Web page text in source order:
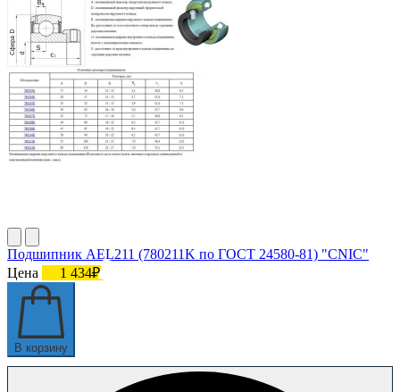
Подшипник AEL211 (780211K по ГОСТ 24580-81) "CNIC"
Цена
1 434₽
В корзину